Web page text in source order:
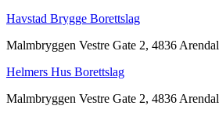
Havstad Brygge Borettslag
Malmbryggen Vestre Gate 2, 4836 Arendal
Helmers Hus Borettslag
Malmbryggen Vestre Gate 2, 4836 Arendal